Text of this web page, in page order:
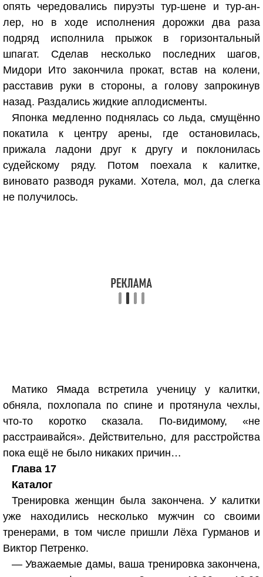
опять чередовались пируэты тур-шене и тур-ан-
лер, но в ходе исполнения дорожки два раза
подряд исполнила прыжок в горизонтальный
шпагат. Сделав несколько последних шагов,
Мидори Ито закончила прокат, встав на колени,
расставив руки в стороны, а голову запрокинув
назад. Раздались жидкие аплодисменты.
Японка медленно поднялась со льда, смущённо
покатила к центру арены, где остановилась,
прижала ладони друг к другу и поклонилась
судейскому ряду. Потом поехала к калитке,
виновато разводя руками. Хотела, мол, да слегка
не получилось.
Матико Ямада встретила ученицу у калитки,
обняла, похлопала по спине и протянула чехлы,
что-то коротко сказала. По-видимому, «не
расстраивайся». Действительно, для расстройства
пока ещё не было никаких причин…
Глава 17
Каталог
Тренировка женщин была закончена. У калитки
уже находились несколько мужчин со своими
тренерами, в том числе пришли Лёха Гурманов и
Виктор Петренко.
— Уважаемые дамы, ваша тренировка закончена,